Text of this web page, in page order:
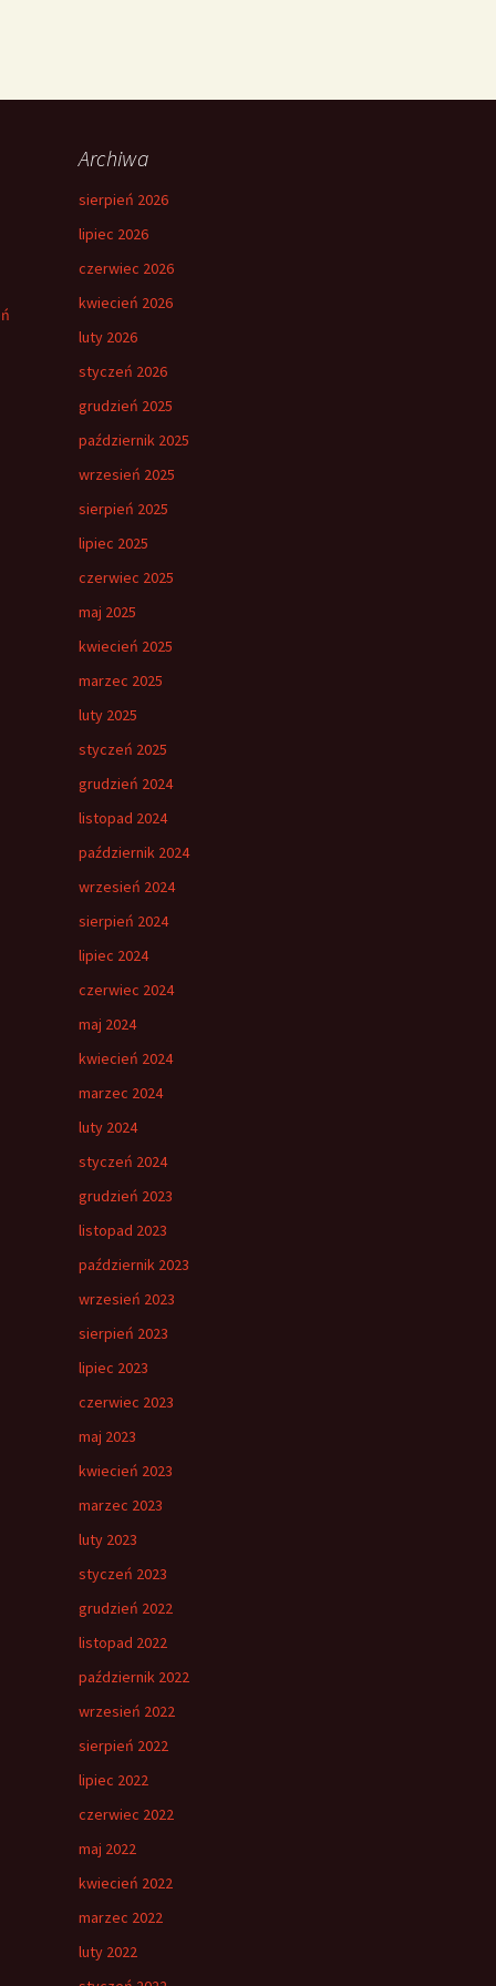
Archiwa
sierpień 2026
lipiec 2026
czerwiec 2026
kwiecień 2026
luty 2026
styczeń 2026
grudzień 2025
październik 2025
wrzesień 2025
sierpień 2025
lipiec 2025
czerwiec 2025
maj 2025
kwiecień 2025
marzec 2025
luty 2025
styczeń 2025
grudzień 2024
listopad 2024
październik 2024
wrzesień 2024
sierpień 2024
lipiec 2024
czerwiec 2024
maj 2024
kwiecień 2024
marzec 2024
luty 2024
styczeń 2024
grudzień 2023
listopad 2023
październik 2023
wrzesień 2023
sierpień 2023
lipiec 2023
czerwiec 2023
maj 2023
kwiecień 2023
marzec 2023
luty 2023
styczeń 2023
grudzień 2022
listopad 2022
październik 2022
wrzesień 2022
sierpień 2022
lipiec 2022
czerwiec 2022
maj 2022
kwiecień 2022
marzec 2022
luty 2022